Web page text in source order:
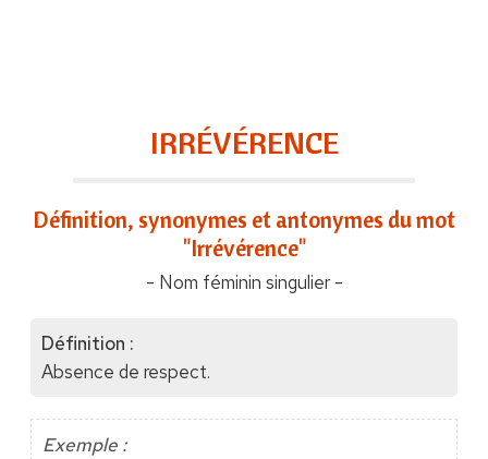
IRRÉVÉRENCE
Définition, synonymes et antonymes du mot
"Irrévérence"
- Nom féminin singulier -
Définition :
Absence de respect.
Exemple :